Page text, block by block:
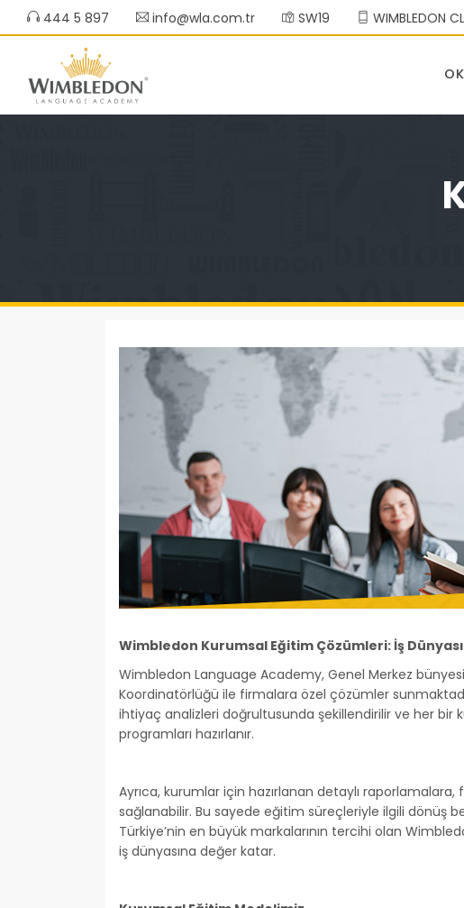
444 5 897 info@wla.com.tr SW19 WIMBLEDON
Wimbledon Kurumsal Eğitim Çözümleri: İş
Wimbledon Language Academy, Genel Merkez
Koordinatörlüğü ile firmalara özel çözümler
ihtiyaç analizleri doğrultusunda şekillendirilir ve her
programları hazırlanır.
Ayrıca, kurumlar için hazırlanan detaylı raporlamalara,
sağlanabilir. Bu sayede eğitim süreçleriyle ilgili dönüş
Türkiye’nin en büyük markalarının tercihi olan
iş dünyasına değer katar.